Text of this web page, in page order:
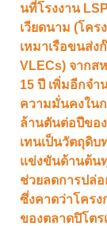
นที่โรงงาน
เวียดนาม (โค
เหมาเรือขนส่ง
VLECs) จากส
15 ปี เพิ่มอีกจำ
ความมั่นคงใน
ล้านตันต่อปีขอ
เทนเป็นวัตถุดิบ
แข่งขันด้านต้น
ช่วยลดการปล่
ซึ่งคาดว่าโครง
ของตลาดปิโต